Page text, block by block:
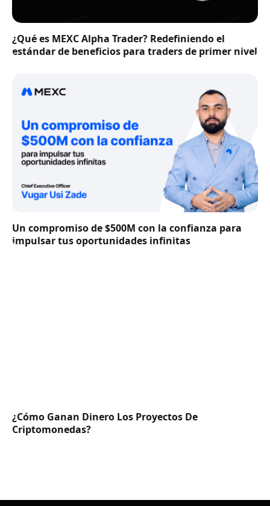
¿Qué es MEXC Alpha Trader? Redefiniendo el
estándar de beneficios para traders de primer nivel
Un compromiso de $500M con la confianza para
impulsar tus oportunidades infinitas
¿Cómo Ganan Dinero Los Proyectos De
Criptomonedas?